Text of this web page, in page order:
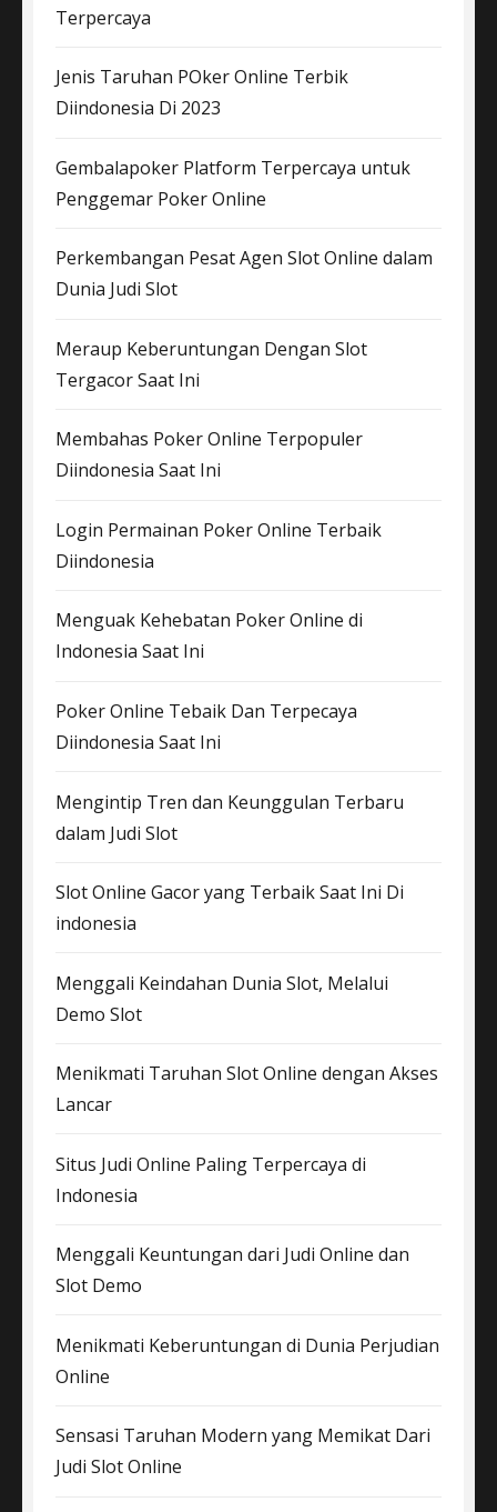
Terpercaya
Jenis Taruhan POker Online Terbik
Diindonesia Di 2023
Gembalapoker Platform Terpercaya untuk
Penggemar Poker Online
Perkembangan Pesat Agen Slot Online dalam
Dunia Judi Slot
Meraup Keberuntungan Dengan Slot
Tergacor Saat Ini
Membahas Poker Online Terpopuler
Diindonesia Saat Ini
Login Permainan Poker Online Terbaik
Diindonesia
Menguak Kehebatan Poker Online di
Indonesia Saat Ini
Poker Online Tebaik Dan Terpecaya
Diindonesia Saat Ini
Mengintip Tren dan Keunggulan Terbaru
dalam Judi Slot
Slot Online Gacor yang Terbaik Saat Ini Di
indonesia
Menggali Keindahan Dunia Slot, Melalui
Demo Slot
Menikmati Taruhan Slot Online dengan Akses
Lancar
Situs Judi Online Paling Terpercaya di
Indonesia
Menggali Keuntungan dari Judi Online dan
Slot Demo
Menikmati Keberuntungan di Dunia Perjudian
Online
Sensasi Taruhan Modern yang Memikat Dari
Judi Slot Online